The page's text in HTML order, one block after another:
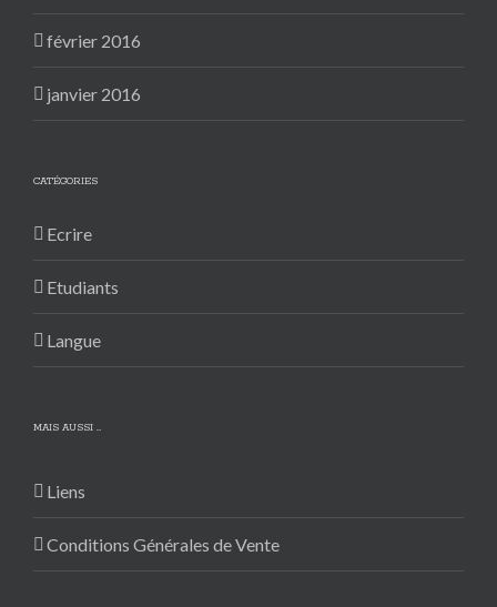
février 2016
janvier 2016
CATÉGORIES
Ecrire
Etudiants
Langue
MAIS AUSSI …
Liens
Conditions Générales de Vente